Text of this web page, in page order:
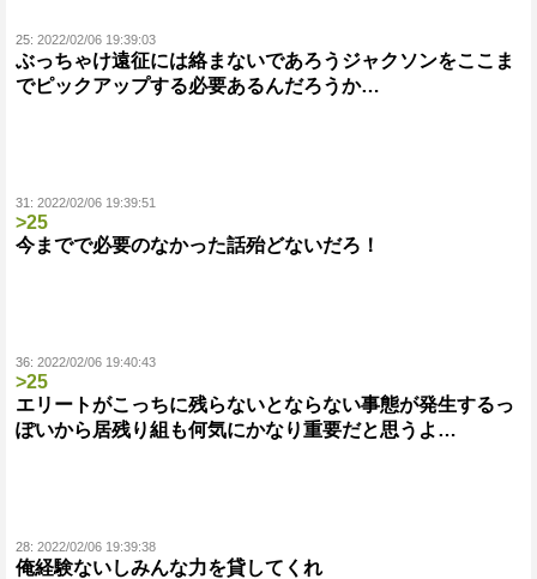
25: 2022/02/06 19:39:03
ぶっちゃけ遠征には絡まないであろうジャクソンをここま
でピックアップする必要あるんだろうか…
31: 2022/02/06 19:39:51
>25
今までで必要のなかった話殆どないだろ！
36: 2022/02/06 19:40:43
>25
エリートがこっちに残らないとならない事態が発生するっ
ぽいから居残り組も何気にかなり重要だと思うよ…
28: 2022/02/06 19:39:38
俺経験ないしみんな力を貸してくれ